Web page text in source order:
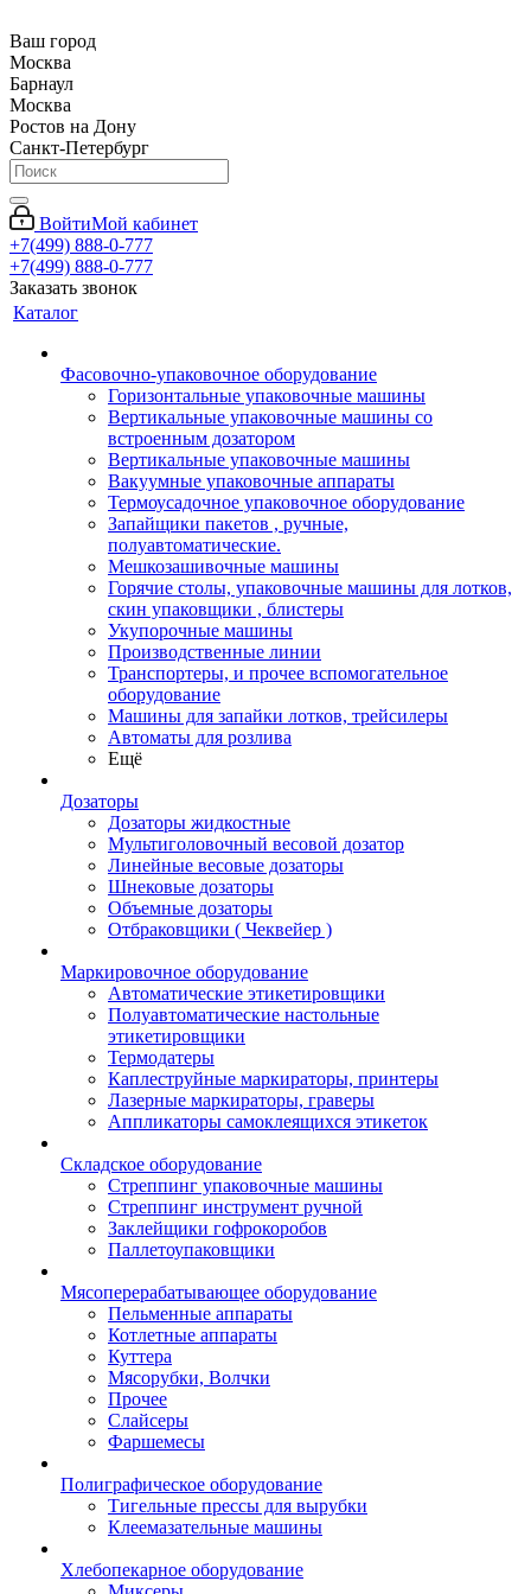
Ваш город
Москва
Барнаул
Москва
Ростов на Дону
Санкт-Петербург
ВойтиМой кабинет
+7(499) 888-0-777
+7(499) 888-0-777
Заказать звонок
Каталог
Фасовочно-упаковочное оборудование
Горизонтальные упаковочные машины
Вертикальные упаковочные машины со
встроенным дозатором
Вертикальные упаковочные машины
Вакуумные упаковочные аппараты
Термоусадочное упаковочное оборудование
Запайщики пакетов , ручные,
полуавтоматические.
Мешкозашивочные машины
Горячие столы, упаковочные машины для лотков,
скин упаковщики , блистеры
Укупорочные машины
Производственные линии
Транспортеры, и прочее вспомогательное
оборудование
Машины для запайки лотков, трейсилеры
Автоматы для розлива
Ещё
Дозаторы
Дозаторы жидкостные
Мультиголовочный весовой дозатор
Линейные весовые дозаторы
Шнековые дозаторы
Объемные дозаторы
Отбраковщики ( Чеквейер )
Маркировочное оборудование
Автоматические этикетировщики
Полуавтоматические настольные
этикетировщики
Термодатеры
Каплеструйные маркираторы, принтеры
Лазерные маркираторы, граверы
Аппликаторы самоклеящихся этикеток
Складское оборудование
Стреппинг упаковочные машины
Стреппинг инструмент ручной
Заклейщики гофрокоробов
Паллетоупаковщики
Мясоперерабатывающее оборудование
Пельменные аппараты
Котлетные аппараты
Куттера
Мясорубки, Волчки
Прочее
Слайсеры
Фаршемесы
Полиграфическое оборудование
Тигельные прессы для вырубки
Клеемазательные машины
Хлебопекарное оборудование